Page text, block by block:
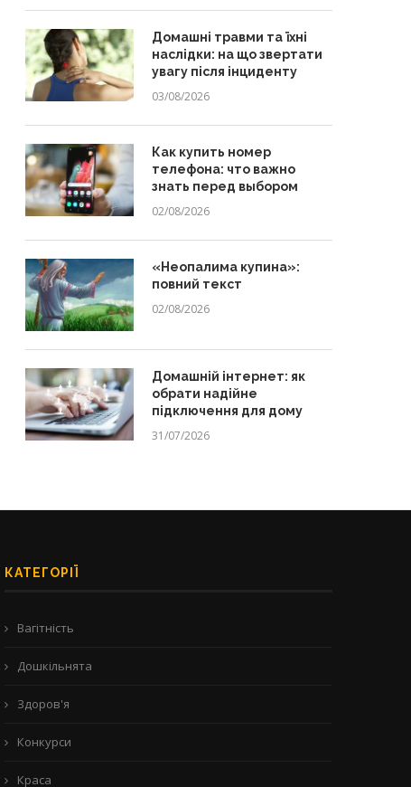
Домашні травми та їхні
наслідки: на що звертати
увагу після інциденту
03/08/2026
Как купить номер
телефона: что важно
знать перед выбором
02/08/2026
«Неопалима купина»:
повний текст
02/08/2026
Домашній інтернет: як
обрати надійне
підключення для дому
31/07/2026
КАТЕГОРІЇ
Вагітність
Дошкільнята
Здоров'я
Конкурси
Краса